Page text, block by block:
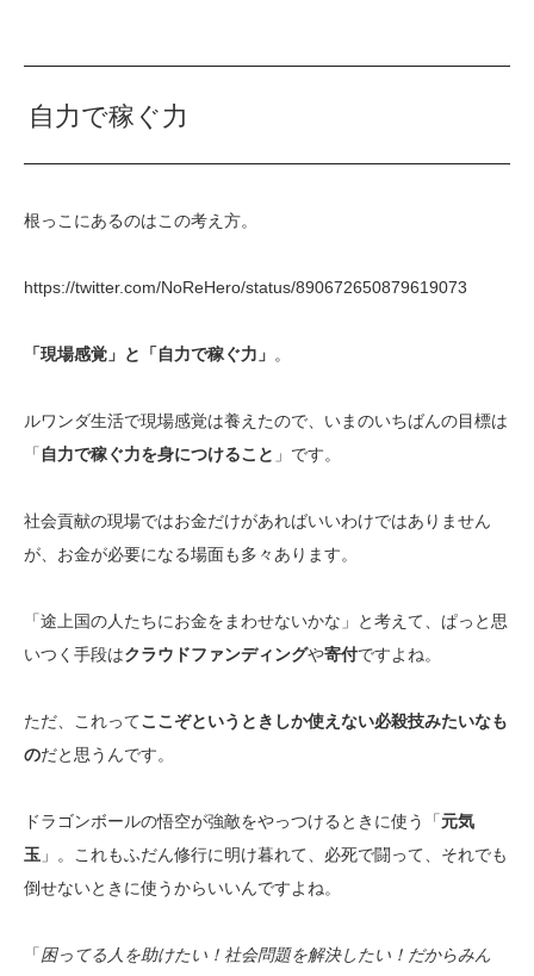
自力で稼ぐ力
根っこにあるのはこの考え方。
https://twitter.com/NoReHero/status/890672650879619073
「現場感覚」と「自力で稼ぐ力」 。
ルワンダ生活で現場感覚は養えたので、いまのいちばんの目標は
「 自力で稼ぐ力を身につけること 」です。
社会貢献の現場ではお金だけがあればいいわけではありません
が、お金が必要になる場面も多々あります。
「途上国の人たちにお金をまわせないかな」と考えて、ぱっと思
いつく手段はクラウドファンディングや寄付ですよね。
ただ、これってここぞというときしか使えない必殺技みたいなも
のだと思うんです。
ドラゴンボールの悟空が強敵をやっつけるときに使う「元気
玉 」。これもふだん修行に明け暮れて、必死で闘って、それでも
倒せないときに使うからいいんですよね。
「困ってる人を助けたい！社会問題を解決したい！だからみん